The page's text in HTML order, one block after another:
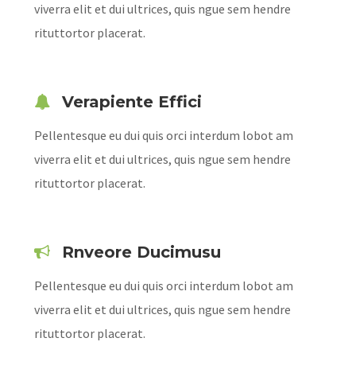
viverra elit et dui ultrices, quis ngue sem hendre
rituttortor placerat.
Verapiente Effici
Pellentesque eu dui quis orci interdum lobot am
viverra elit et dui ultrices, quis ngue sem hendre
rituttortor placerat.
Rnveore Ducimusu
Pellentesque eu dui quis orci interdum lobot am
viverra elit et dui ultrices, quis ngue sem hendre
rituttortor placerat.